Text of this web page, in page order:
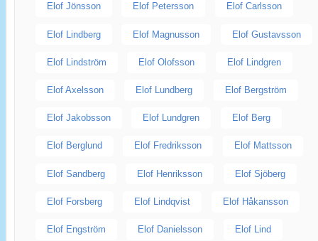
Elof Jönsson Elof Petersson Elof Carlsson
Elof Lindberg Elof Magnusson Elof Gustavsson
Elof Lindström Elof Olofsson Elof Lindgren
Elof Axelsson Elof Lundberg Elof Bergström
Elof Jakobsson Elof Lundgren Elof Berg
Elof Berglund Elof Fredriksson Elof Mattsson
Elof Sandberg Elof Henriksson Elof Sjöberg
Elof Forsberg Elof Lindqvist Elof Håkansson
Elof Engström Elof Danielsson Elof Lind